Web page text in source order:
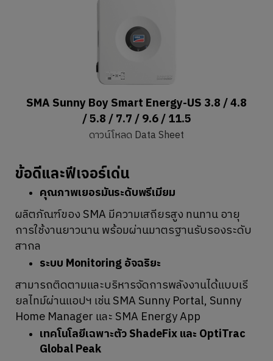
SMA Sunny Boy Smart Energy-US 3.8 / 4.8
/ 5.8 / 7.7 / 9.6 / 11.5
ดาวน์โหลด Data Sheet
ข้อดีและฟีเจอร์เด่น
คุณภาพเยอรมันระดับพรีเมียม
ผลิตภัณฑ์ของ SMA มีความเสถียรสูง ทนทาน อายุ
การใช้งานยาวนาน พร้อมผ่านมาตรฐานรับรองระดับ
สากล
ระบบ Monitoring อัจฉริยะ
สามารถติดตามและบริหารจัดการพลังงานได้แบบเรี
ยลไทม์ผ่านแอปฯ เช่น SMA Sunny Portal, Sunny
Home Manager และ SMA Energy App
เทคโนโลยีเฉพาะตัว ShadeFix และ OptiTrac
Global Peak